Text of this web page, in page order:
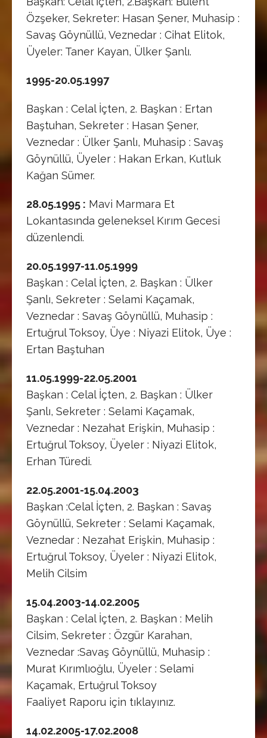
Özşeker, Sekreter: Hasan Şener, Muhasip :
Savaş Göynüllü, Veznedar : Cihat Elitok,
Üyeler: Taner Kayan, Ülker Şanlı.
1995-20.05.1997
Başkan : Celal İçten, 2. Başkan : Ertan
Baştuhan, Sekreter : Hasan Şener,
Veznedar : Ülker Şanlı, Muhasip : Savaş
Göynüllü, Üyeler : Hakan Erkan, Kutluk
Kağan Sümer.
28.05.1995 : Mavi Marmara Et
Lokantasında geleneksel Kırım Gecesi
düzenlendi.
20.05.1997-11.05.1999
Başkan : Celal İçten, 2. Başkan : Ülker
Şanlı, Sekreter : Selami Kaçamak,
Veznedar : Savaş Göynüllü, Muhasip :
Ertuğrul Toksoy, Üye : Niyazi Elitok, Üye :
Ertan Baştuhan
11.05.1999-22.05.2001
Başkan : Celal İçten, 2. Başkan : Ülker
Şanlı, Sekreter : Selami Kaçamak,
Veznedar : Nezahat Erişkin, Muhasip :
Ertuğrul Toksoy, Üyeler : Niyazi Elitok,
Erhan Türedi.
22.05.2001-15.04.2003
Başkan :Celal İçten, 2. Başkan : Savaş
Göynüllü, Sekreter : Selami Kaçamak,
Veznedar : Nezahat Erişkin, Muhasip :
Ertuğrul Toksoy, Üyeler : Niyazi Elitok,
Melih Cilsim
15.04.2003-14.02.2005
Başkan : Celal İçten, 2. Başkan : Melih
Cilsim, Sekreter : Özgür Karahan,
Veznedar :Savaş Göynüllü, Muhasip :
Murat Kırımlıoğlu, Üyeler : Selami
Kaçamak, Ertuğrul Toksoy
Faaliyet Raporu için tıklayınız.
14.02.2005-17.02.2008